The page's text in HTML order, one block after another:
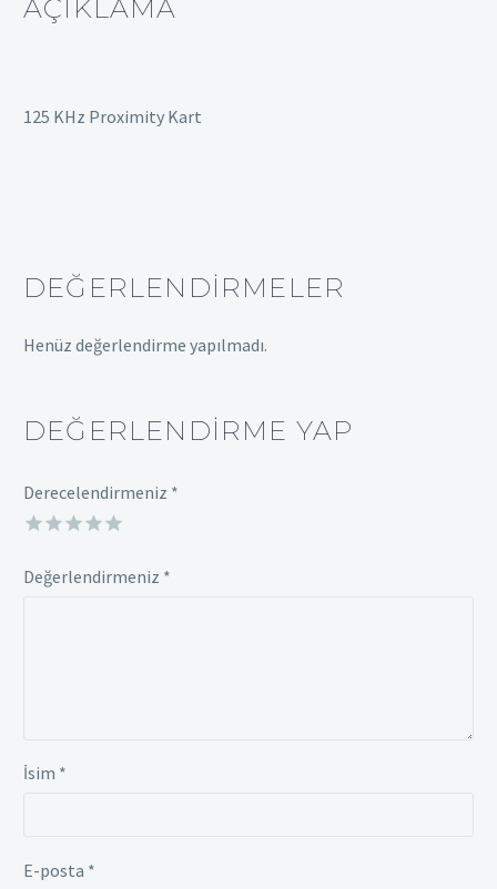
AÇIKLAMA
125 KHz Proximity Kart
DEĞERLENDIRMELER
Henüz değerlendirme yapılmadı.
DEĞERLENDIRME YAP
Derecelendirmeniz *
Değerlendirmeniz *
İsim *
E-posta *